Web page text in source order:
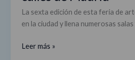
La sexta edición de esta feria de
en la ciudad y llena numerosas
Leer más »